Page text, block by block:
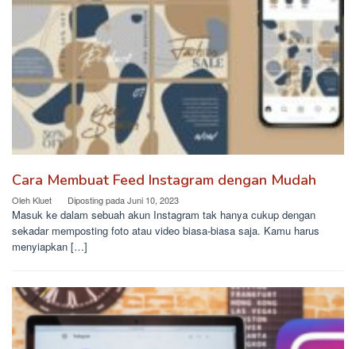
Cara Membuat Feed Instagram dengan Mudah
Oleh Kluet Diposting padaJuni 10, 2023
Masuk ke dalam sebuah akun Instagram tak hanya cukup dengan
sekadar memposting foto atau video biasa-biasa saja. Kamu harus
menyiapkan […]